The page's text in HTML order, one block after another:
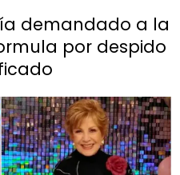
demandado a la
por despido